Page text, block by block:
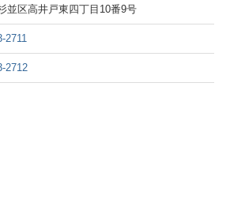
分析マネジャー＞
並区高井戸東四丁目10番9号
2711
2712